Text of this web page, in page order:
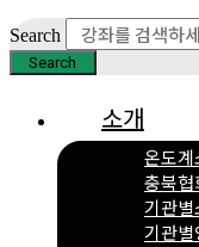
Search
Search
소개
온도계
충북협
기관별
기관별